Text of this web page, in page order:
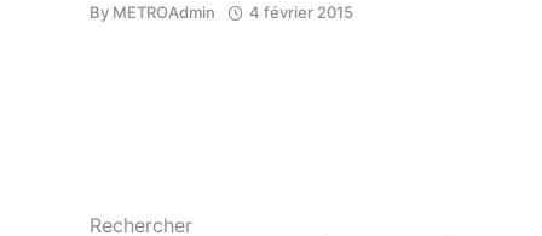
By METROAdmin 4 février 2015
Rechercher